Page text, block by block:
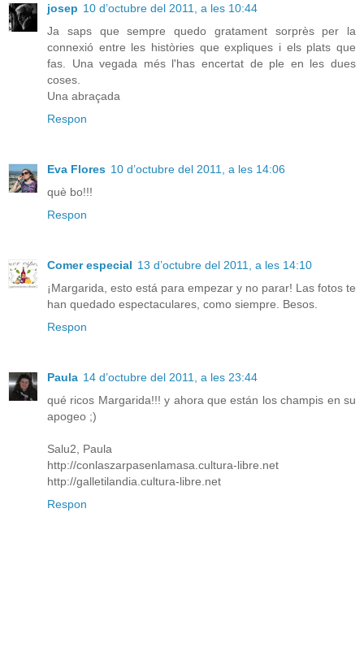
josep 10 d’octubre del 2011, a les 10:44
Ja saps que sempre quedo gratament sorprès per la
connexió entre les històries que expliques i els plats que
fas. Una vegada més l'has encertat de ple en les dues
coses.
Una abraçada
Respon
Eva Flores 10 d’octubre del 2011, a les 14:06
què bo!!!
Respon
Comer especial 13 d’octubre del 2011, a les 14:10
¡Margarida, esto está para empezar y no parar! Las fotos te
han quedado espectaculares, como siempre. Besos.
Respon
Paula 14 d’octubre del 2011, a les 23:44
qué ricos Margarida!!! y ahora que están los champis en su
apogeo ;)
Salu2, Paula
http://conlaszarpasenlamasa.cultura-libre.net
http://galletilandia.cultura-libre.net
Respon